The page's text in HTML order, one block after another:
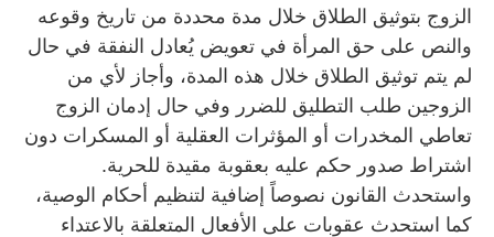
الزوج بتوثيق الطلاق خلال مدة محددة من تاريخ وقوعه
والنص على حق المرأة في تعويض يُعادل النفقة في حال
لم يتم توثيق الطلاق خلال هذه المدة، وأجاز لأي من
الزوجين طلب التطليق للضرر وفي حال إدمان الزوج
تعاطي المخدرات أو المؤثرات العقلية أو المسكرات دون
اشتراط صدور حكم عليه بعقوبة مقيدة للحرية.
واستحدث القانون نصوصاً إضافية لتنظيم أحكام الوصية،
كما استحدث عقوبات على الأفعال المتعلقة بالاعتداء